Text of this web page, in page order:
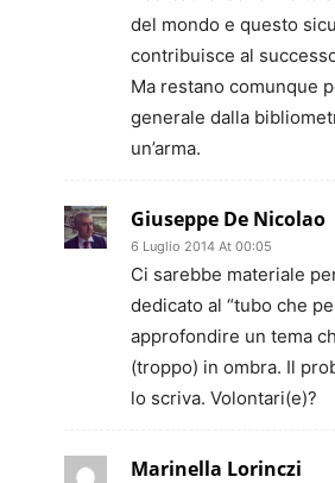
del mondo e questo
contribuisce al
Ma restano comunque
generale dalla
un’arma.
Giuseppe De Nicolao
6 Luglio 2014 At 00:05
Ci sarebbe materiale
dedicato al “tubo che
approfondire un tema
(troppo) in ombra. Il
lo scriva. Volontari(e)?
Marinella Lorinczi